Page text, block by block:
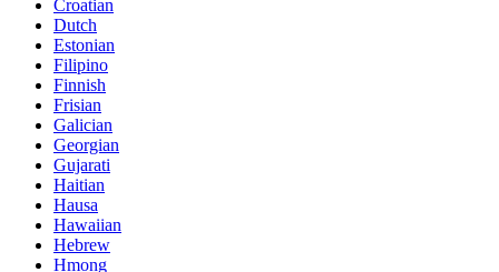
Croatian
Dutch
Estonian
Filipino
Finnish
Frisian
Galician
Georgian
Gujarati
Haitian
Hausa
Hawaiian
Hebrew
Hmong